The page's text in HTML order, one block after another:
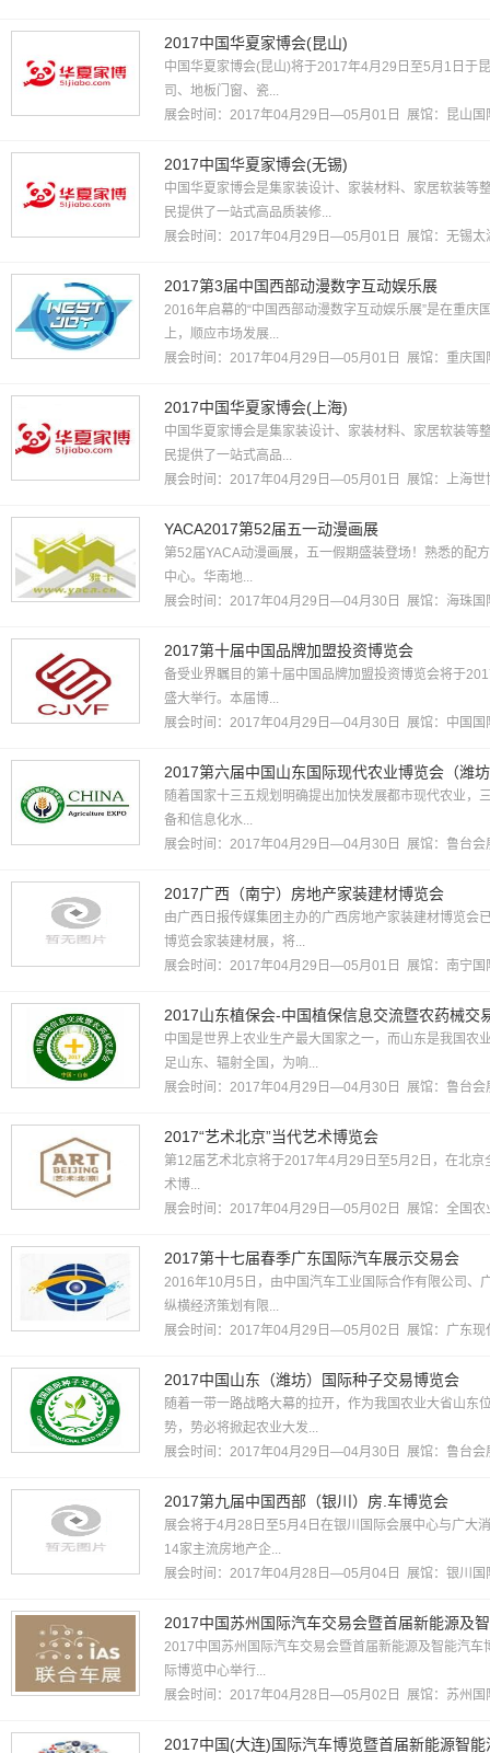
2017中国华夏家博会(昆山)
中国华夏家博会(昆山)将于2017年4月29日至5月1日于
司、地板门窗、瓷...
展会时间：2017年04月29日—05月01日 展馆：
昆山国
2017中国华夏家博会(无锡)
中国华夏家博会是集家装设计、家装材料、家居软装等
民提供了一站式高品质装修...
展会时间：2017年04月29日—05月01日 展馆： 无锡太
2017第3届中国西部动漫数字互动娱乐展
2016年启幕的“中国西部动漫数字互动娱乐展”是在重庆
上，顺应市场发展...
展会时间：2017年04月29日—05月01日 展馆： 重庆国
2017中国华夏家博会(上海)
中国华夏家博会是集家装设计、家装材料、家居软装等
民提供了一站式高品...
展会时间：2017年04月29日—05月01日 展馆： 上海世
YACA2017第52届五一动漫画展
第52届YACA动漫画展，五一假期盛装登场！熟悉的配
中心。华南地...
展会时间：2017年04月29日—04月30日 展馆： 海珠国
2017第十届中国品牌加盟投资博览会
备受业界瞩目的第十届中国品牌加盟投资博览会将于
盛大举行。本届博...
展会时间：2017年04月29日—04月30日 展馆： 中国国
2017第六届中国山东国际现代农业博览会（潍
随着国家十三五规划明确提出加快发展都市现代农业，
备和信息化水...
展会时间：2017年04月29日—04月30日 展馆： 鲁台会
2017广西（南宁）房地产家装建材博览会
由广西日报传媒集团主办的广西房地产家装建材博览
博览会家装建材展，将...
展会时间：2017年04月29日—05月01日 展馆： 南宁国
2017山东植保会-中国植保信息交流暨农药械交
中国是世界上农业生产最大国家之一，而山东是我国农
足山东、辐射全国，为响...
展会时间：2017年04月29日—04月30日 展馆： 鲁台会
2017“艺术北京”当代艺术博览会
第12届艺术北京将于2017年4月29日至5月2日，在北
术博...
展会时间：2017年04月29日—05月02日 展馆： 全国农
2017第十七届春季广东国际汽车展示交易会
2016年10月5日，由中国汽车工业国际合作有限公司、
纵横经济策划有限...
展会时间：2017年04月29日—05月02日 展馆： 广东现
2017中国山东（潍坊）国际种子交易博览会
随着一带一路战略大幕的拉开，作为我国农业大省山东
势，势必将掀起农业大发...
展会时间：2017年04月29日—04月30日 展馆： 鲁台会
2017第九届中国西部（银川）房.车博览会
展会将于4月28日至5月4日在银川国际会展中心与广大
14家主流房地产企...
展会时间：2017年04月28日—05月04日 展馆： 银川国
2017中国苏州国际汽车交易会暨首届新能源及
2017中国苏州国际汽车交易会暨首届新能源及智能汽
际博览中心举行...
展会时间：2017年04月28日—05月02日 展馆： 苏州国
2017中国(大连)国际汽车博览暨首届新能源智能